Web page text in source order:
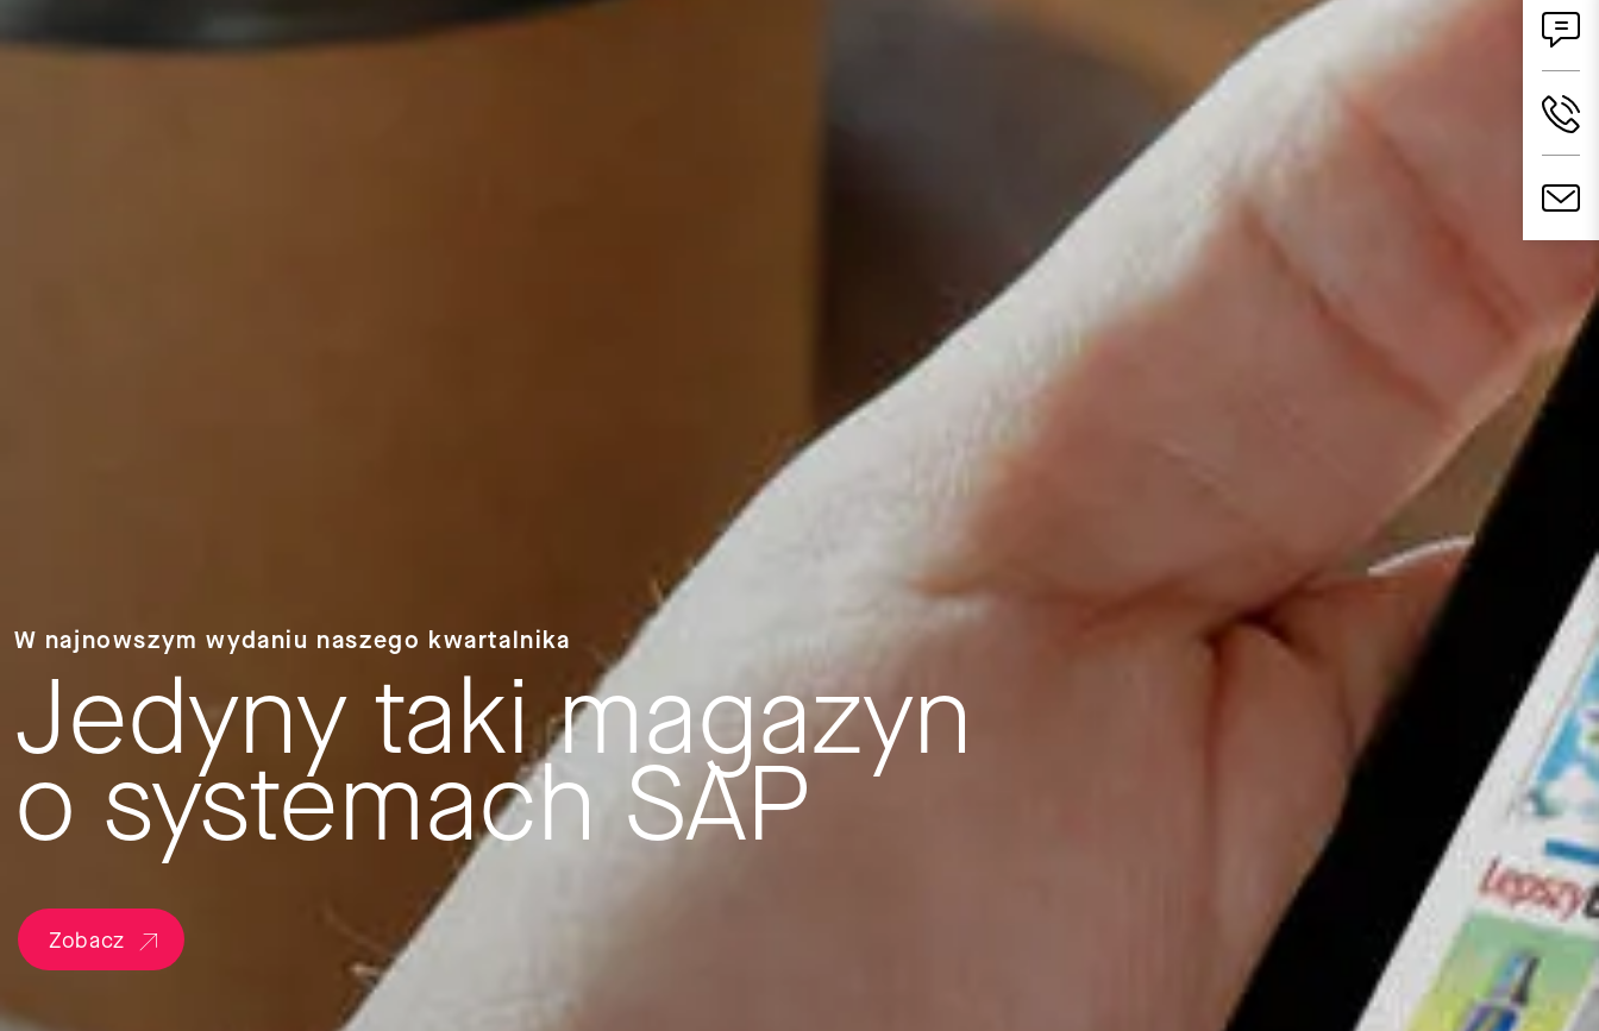
W najnowszym wydaniu naszego kwartalnika
Jedyny taki magazyn
o systemach SAP
Zobacz